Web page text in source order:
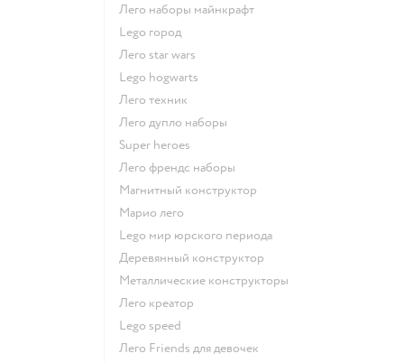
Лего наборы майнкрафт
Lego город
Лего star wars
Lego hogwarts
Лего техник
Лего дупло наборы
Super heroes
Лего френдс наборы
Магнитный конструктор
Марио лего
Lego мир юрского периода
Деревянный конструктор
Металлические конструкторы
Лего креатор
Lego speed
Лего Friends для девочек